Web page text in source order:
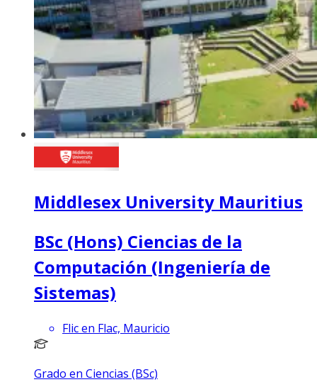
Middlesex University Mauritius
BSc (Hons) Ciencias de la
Computación (Ingeniería de
Sistemas)
Flic en Flac, Mauricio
Grado en Ciencias (BSc)